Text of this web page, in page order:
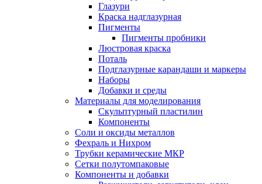
Глазури
Краска надглазурная
Пигменты
Пигменты пробники
Люстровая краска
Поталь
Подглазурные карандаши и маркеры
Наборы
Добавки и среды
Материалы для моделирования
Скульптурный пластилин
Компоненты
Соли и оксиды металлов
Фехраль и Нихром
Трубки керамические МКР
Сетки полутомпаковые
Компоненты и добавки